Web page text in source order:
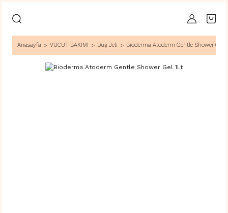
Anasayfa VÜCUT BAKIMI Duş Jeli Bioderma Atoderm Gentle Shower Gel